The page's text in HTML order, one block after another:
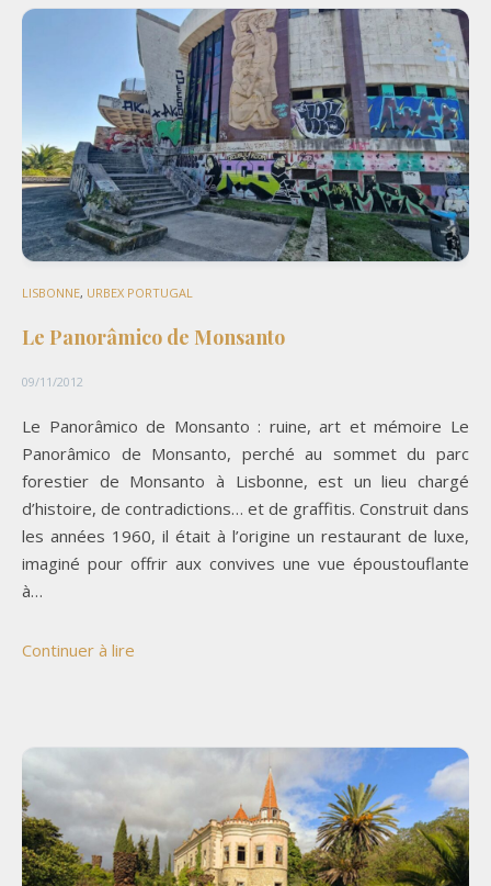
LISBONNE, URBEX PORTUGAL
Le Panorâmico de Monsanto
09/11/2012
Le Panorâmico de Monsanto : ruine, art et mémoire Le
Panorâmico de Monsanto, perché au sommet du parc
forestier de Monsanto à Lisbonne, est un lieu chargé
d’histoire, de contradictions… et de graffitis. Construit dans
les années 1960, il était à l’origine un restaurant de luxe,
imaginé pour offrir aux convives une vue époustouflante
à…
Continuer à lire